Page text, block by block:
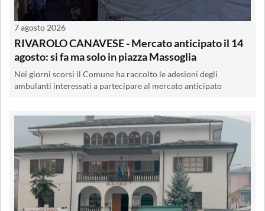
7 agosto 2026
RIVAROLO CANAVESE - Mercato anticipato il 14
agosto: si fa ma solo in piazza Massoglia
Nei giorni scorsi il Comune ha raccolto le adesioni degli
ambulanti interessati a partecipare al mercato anticipato